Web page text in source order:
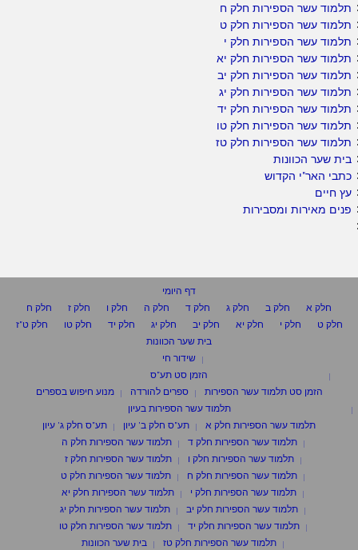
תלמוד עשר הספירות חלק ח
תלמוד עשר הספירות חלק ט
תלמוד עשר הספירות חלק י
תלמוד עשר הספירות חלק יא
תלמוד עשר הספירות חלק יב
תלמוד עשר הספירות חלק יג
תלמוד עשר הספירות חלק יד
תלמוד עשר הספירות חלק טו
תלמוד עשר הספירות חלק טז
בית שער הכוונות
כתבי האר"י הקדוש
עץ חיים
פנים מאירות ומסבירות
דף היומי
חלק א
חלק ב חלק ג חלק ד חלק ה חלק ו חלק ז
חלק ח
חלק ט
חלק י חלק יא חלק יב חלק יג חלק יד חלק טו
חלק ט"ז
בית שער הכוונות
שידור חי
הזמן סט תע"ס
הזמן סט תלמוד עשר הספירות
ספרים להורדה
מנוע חיפוש בספרים
תלמוד עשר הספירות בעיון
תלמוד עשר הספירות חלק א
תע"ס חלק ב' עיון
תע"ס חלק ג' עיון
תלמוד עשר הספירות חלק ד
תלמוד עשר הספירות חלק ה
תלמוד עשר הספירות חלק ו
תלמוד עשר הספירות חלק ז
תלמוד עשר הספירות חלק ח
תלמוד עשר הספירות חלק ט
תלמוד עשר הספירות חלק י
תלמוד עשר הספירות חלק יא
תלמוד עשר הספירות חלק יב
תלמוד עשר הספירות חלק יג
תלמוד עשר הספירות חלק יד
תלמוד עשר הספירות חלק טו
תלמוד עשר הספירות חלק טז
בית שער הכוונות